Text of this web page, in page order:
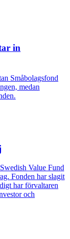
in
Småbolagsfond
medan
Value Fund
Fonden har slagit
har förvaltaren
och